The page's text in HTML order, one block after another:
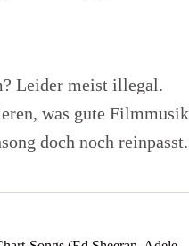
Leider meist illegal.
was gute Filmmusik
doch noch reinpasst.